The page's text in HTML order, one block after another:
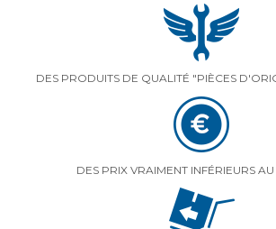
DES PRODUITS DE QUALITÉ "PIÈCES
DES PRIX VRAIMENT INFÉRIEURS